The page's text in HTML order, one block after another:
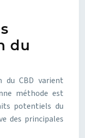
du
du CBD varient
méthode est
potentiels du
des principales